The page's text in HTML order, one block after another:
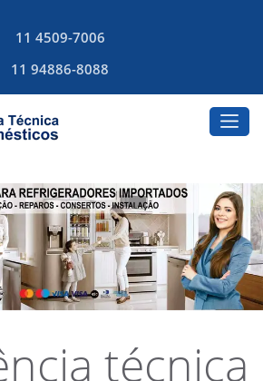
11 4509-7006
11 94886-8088
técnica